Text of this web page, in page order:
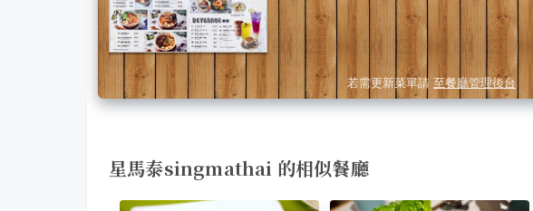
若需更新菜單請 至餐廳管理後台
星馬泰singmathai 的相似餐廳